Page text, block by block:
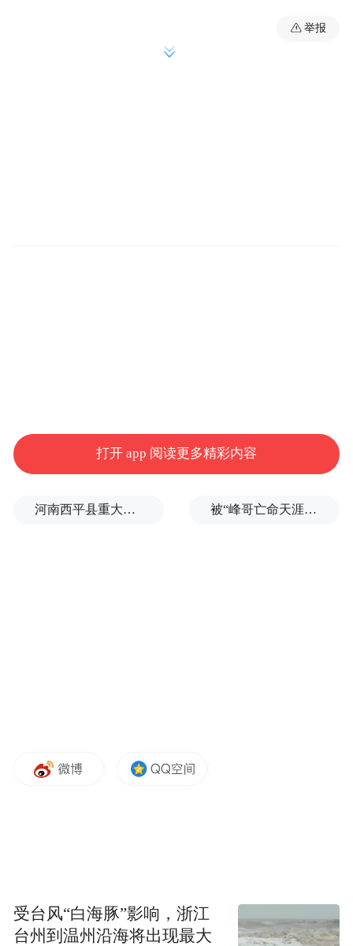
便抓获4名犯罪嫌疑人
以购买学习资料为名
要求每位学生缴纳99元费用
举报
打开 app 阅读更多精彩内容
河南西平县重大刑案嫌疑人落网，在一片玉米地里被抓 被“峰哥亡命天涯”举报偷税漏税，《铁齿铜牙纪晓岚》编剧汪海林回应
受台风“白海豚”影响，浙江
台州到温州沿海将出现最大